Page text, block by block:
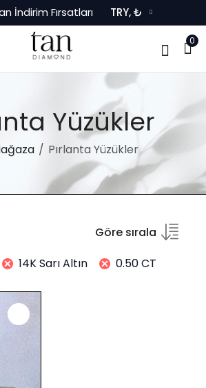
İndirim Fırsatları TRY, ₺
0
Yüzükler
Pırlanta Yüzükler
Göre sırala
14K Sarı Altın 0.50 CT